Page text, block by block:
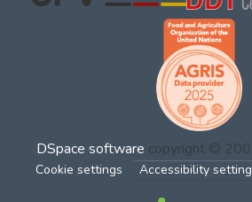
DSpace software copyright ©
Cookie settings Accessibility